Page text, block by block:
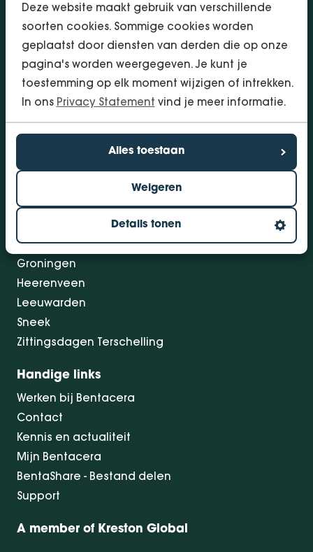
Deze website maakt gebruik van verschillende
soorten cookies. Sommige cookies worden
geplaatst door diensten van derden die op onze
pagina's worden weergegeven. Je kunt je
toestemming op elk moment wijzigen of intrekken.
In ons Privacy Statement vind je meer informatie.
Alles toestaan
Weigeren
Details tonen
Accountancy & Administratie
Audit & Assurance
Arbo & Verzuim
Bedrijfsadvies
Belastingadvies
Financieringen
Bolsward
Drachten
Groningen
Heerenveen
Leeuwarden
Sneek
Zittingsdagen Terschelling
Handige links
Werken bij Bentacera
Contact
Kennis en actualiteit
Mijn Bentacera
BentaShare - Bestand delen
Support
A member of Kreston Global